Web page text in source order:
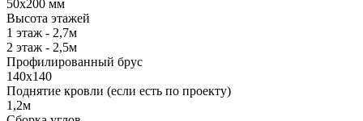
50х200 мм
Высота этажей
1 этаж - 2,7м
2 этаж - 2,5м
Профилированный брус
140х140
Поднятие кровли (если есть по проекту)
1,2м